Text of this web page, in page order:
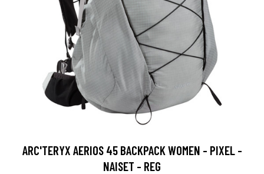
ARC'TERYX AERIOS 45 BACKPACK WOMEN - PIXEL -
NAISET - REG